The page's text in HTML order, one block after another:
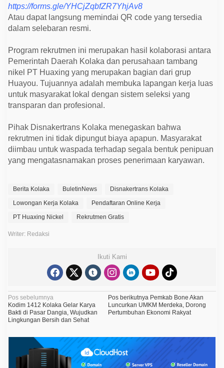
a
k
e
r
l
a
k
a
https://forms.gle/YHCjZqbfZR7YhjAv8
Atau dapat langsung memindai QR code yang tersedia
dalam selebaran resmi.
Program rekrutmen ini merupakan hasil kolaborasi antara
Pemerintah Daerah Kolaka dan perusahaan tambang
nikel PT Huaxing yang merupakan bagian dari grup
Huayou. Tujuannya adalah membuka lapangan kerja luas
untuk masyarakat lokal dengan sistem seleksi yang
transparan dan profesional.
Pihak Disnakertrans Kolaka menegaskan bahwa
rekrutmen ini tidak dipungut biaya apapun. Masyarakat
diimbau untuk waspada terhadap segala bentuk penipuan
yang mengatasnamakan proses penerimaan karyawan.
Berita Kolaka BuletinNews
Disnakertrans Kolaka
Lowongan Kerja Kolaka
Pendaftaran Online Kerja
PT Huaxing Nickel
Rekrutmen Gratis
Writer: Redaksi
Ikuti Kami
N
a
v
i
Pos sebelumnya
Kodim 1412 Kolaka Gelar Karya
Bakti di Pasar Dangia, Wujudkan
Lingkungan Bersih dan Sehat
Pos berikutnyaPemkab Bone Akan
Luncurkan UMKM Merdeka, Dorong
Pertumbuhan Ekonomi Rakyat